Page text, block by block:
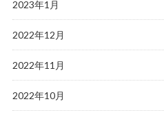
2023年1月
2022年12月
2022年11月
2022年10月